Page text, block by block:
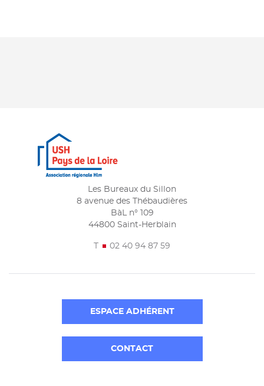
Les Bureaux du Sillon
8 avenue des Thébaudières
BàL n° 109
44800 Saint-Herblain
02 40 94 87 59
ESPACE ADHÉRENT
CONTACT